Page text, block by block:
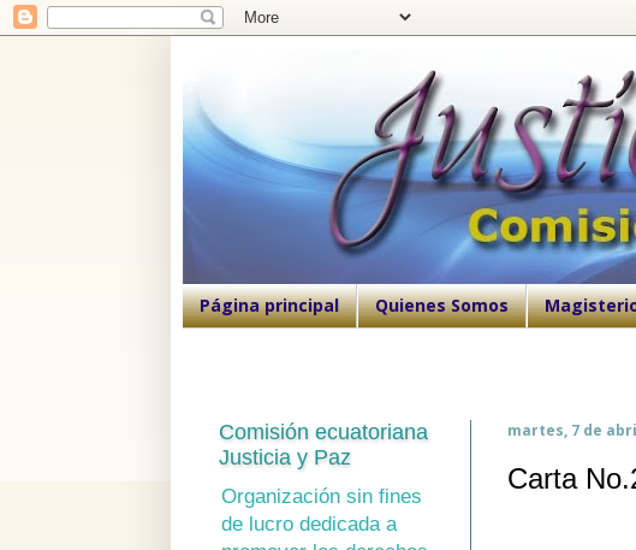
Página principal Quienes Somos
martes, 7 de
Carta
Comisión ecuatoriana
Justicia y Paz
Organización sin fines
de lucro dedicada a